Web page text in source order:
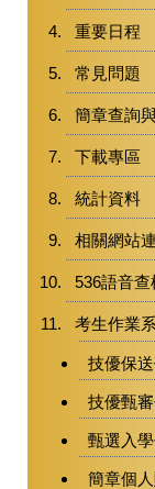
重要日程
常見問題
簡章查詢
下載專區
統計資料
相關網站
536語音查
考生作業
技優保
技優甄
甄選入
簡章個